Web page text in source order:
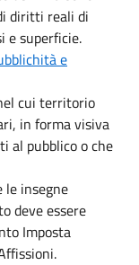
diritti reali di
e superficie.
e
cui territorio
in forma visiva
al pubblico o che
le insegne
deve essere
Imposta